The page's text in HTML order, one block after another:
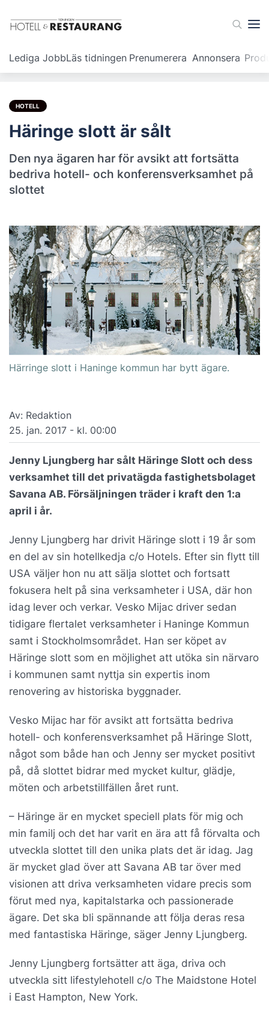
Lediga JobbLäs tidningen Prenumerera Annonsera
HOTELL
Häringe slott är sålt
Den nya ägaren har för avsikt att fortsätta
bedriva hotell- och konferensverksamhet på
slottet
Härringe slott i Haninge kommun har bytt ägare.
Av: Redaktion
25. jan. 2017 - kl. 00:00
Jenny Ljungberg har sålt Häringe Slott och dess
verksamhet till det privatägda fastighetsbolaget
Savana AB. Försäljningen träder i kraft den 1:a
april i år.
Jenny Ljungberg har drivit Häringe slott i 19 år som
en del av sin hotellkedja c/o Hotels. Efter sin flytt till
USA väljer hon nu att sälja slottet och fortsatt
fokusera helt på sina verksamheter i USA, där hon
idag lever och verkar. Vesko Mijac driver sedan
tidigare flertalet verksamheter i Haninge Kommun
samt i Stockholmsområdet. Han ser köpet av
Häringe slott som en möjlighet att utöka sin närvaro
i kommunen samt nyttja sin expertis inom
renovering av historiska byggnader.
Vesko Mijac har för avsikt att fortsätta bedriva
hotell- och konferensverksamhet på Häringe Slott,
något som både han och Jenny ser mycket positivt
på, då slottet bidrar med mycket kultur, glädje,
möten och arbetstillfällen året runt.
– Häringe är en mycket speciell plats för mig och
min familj och det har varit en ära att få förvalta och
utveckla slottet till den unika plats det är idag. Jag
är mycket glad över att Savana AB tar över med
visionen att driva verksamheten vidare precis som
förut med nya, kapitalstarka och passionerade
ägare. Det ska bli spännande att följa deras resa
med fantastiska Häringe, säger Jenny Ljungberg.
Jenny Ljungberg fortsätter att äga, driva och
utveckla sitt lifestylehotell c/o The Maidstone Hotel
i East Hampton, New York.